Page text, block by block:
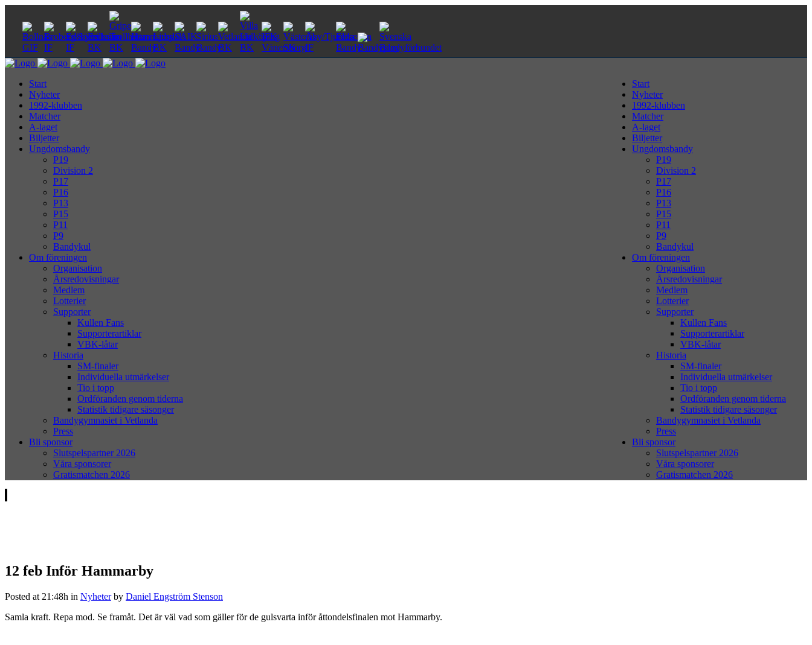
Start
Nyheter
1992-klubben
Matcher
A-laget
Biljetter
Ungdomsbandy
P19
Division 2
P17
P16
P13
P15
P11
P9
Bandykul
Om föreningen
Organisation
Årsredovisningar
Medlem
Lotterier
Supporter
Kullen Fans
Supporterartiklar
VBK-låtar
Historia
SM-finaler
Individuella utmärkelser
Tio i topp
Ordföranden genom tiderna
Statistik tidigare säsonger
Bandygymnasiet i Vetlanda
Press
Bli sponsor
Slutspelspartner 2026
Våra sponsorer
Gratismatchen 2026
Start
Nyheter
1992-klubben
Matcher
A-laget
Biljetter
Ungdomsbandy
P19
Division 2
P17
P16
P13
P15
P11
P9
Bandykul
Om föreningen
Organisation
Årsredovisningar
Medlem
Lotterier
Supporter
Kullen Fans
Supporterartiklar
VBK-låtar
Historia
SM-finaler
Individuella utmärkelser
Tio i topp
Ordföranden genom tiderna
Statistik tidigare säsonger
Bandygymnasiet i Vetlanda
Press
Bli sponsor
Slutspelspartner 2026
Våra sponsorer
Gratismatchen 2026
12 feb Inför Hammarby
Posted at 21:48h in Nyheter by Daniel Engström Stenson
Samla kraft. Repa mod. Se framåt. Det är väl vad som gäller för de gulsvarta inför åttondelsfinalen mot Hammarby.